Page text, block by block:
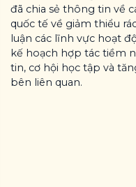
đã chia sẻ thông tin về
quốc tế về giảm thiểu
luận các lĩnh vực hoạt
kế hoạch hợp tác tiềm
tin, cơ hội học tập và
bên liên quan.